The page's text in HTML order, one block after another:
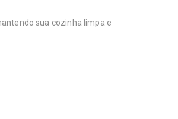
sua cozinha limpa e